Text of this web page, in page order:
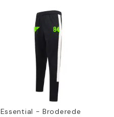
Essential - Broderede